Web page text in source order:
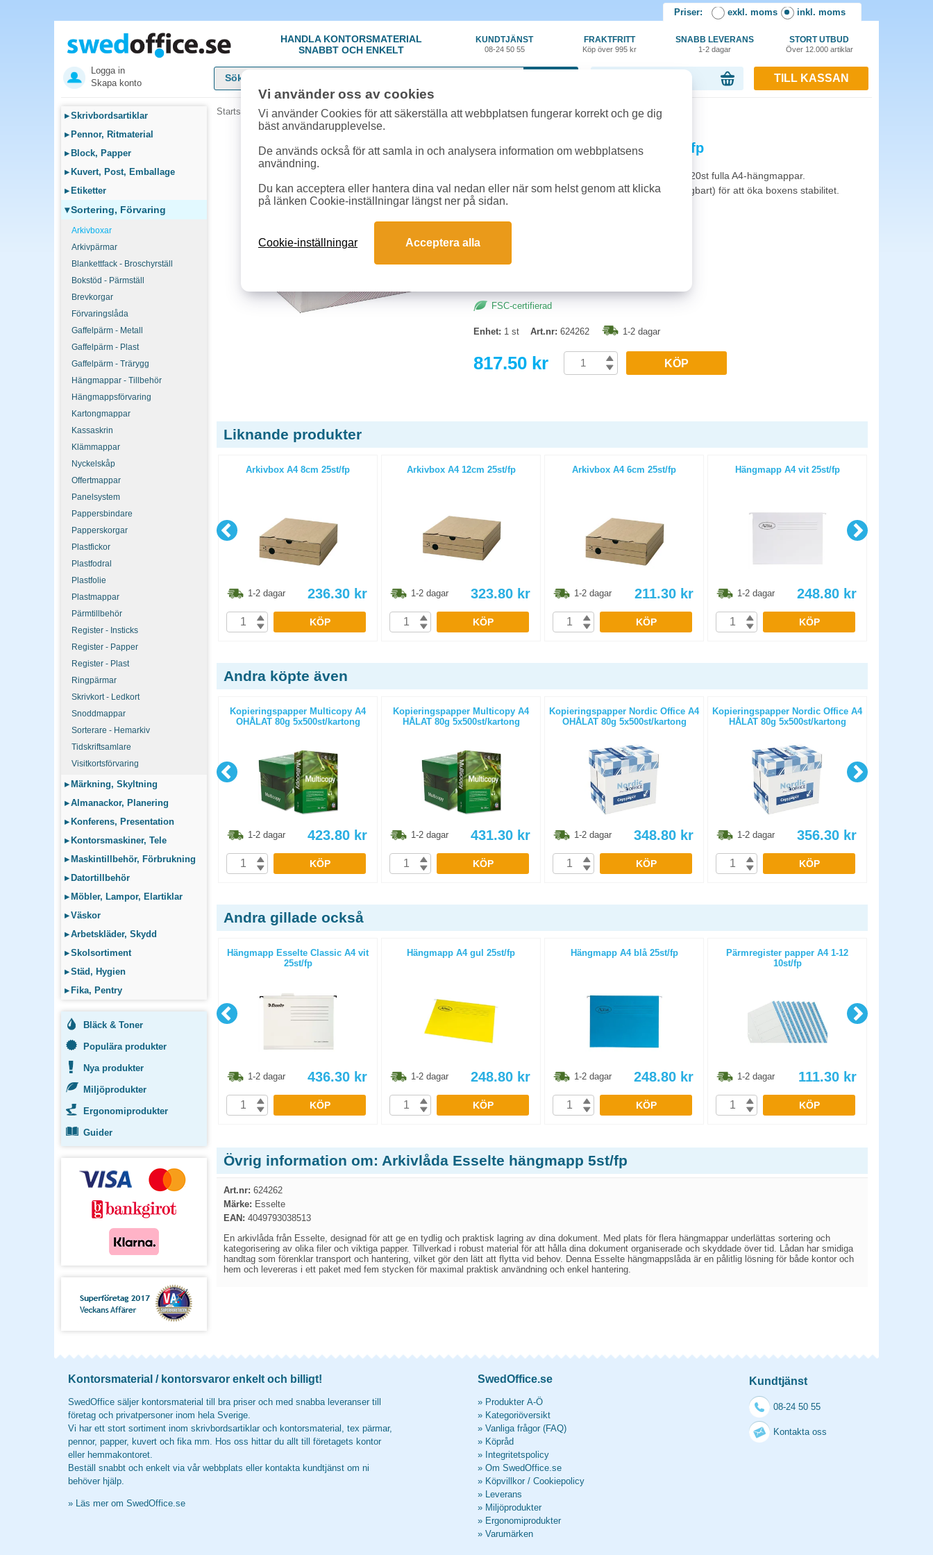
Priser: exkl. moms inkl. moms
HANDLA KONTORSMATERIAL
SNABBT OCH ENKELT
KUNDTJÄNST
08-24 50 55
FRAKTFRITT
Köp över 995 kr
SNABB LEVERANS
1-2 dagar
STORT UTBUD
Över 12.000 artiklar
Logga in
Skapa konto
TILL KASSAN
▸Skrivbordsartiklar
▸ Pennor, Ritmaterial
▸ Block, Papper
▸ Kuvert, Post, Emballage
▸ Etiketter
▾Sortering, Förvaring
Arkivboxar
Arkivpärmar
Blankettfack - Broschyrställ
Bokstöd - Pärmställ
Brevkorgar
Förvaringslåda
Gaffelpärm - Metall
Gaffelpärm - Plast
Gaffelpärm - Trärygg
Hängmappar - Tillbehör
Hängmappsförvaring
Kartongmappar
Kassaskrin
Klämmappar
Nyckelskåp
Offertmappar
Panelsystem
Pappersbindare
Papperskorgar
Plastfickor
Plastfodral
Plastfolie
Plastmappar
Pärmtillbehör
Register - Insticks
Register - Papper
Register - Plast
Ringpärmar
Skrivkort - Ledkort
Snoddmappar
Sorterare - Hemarkiv
Tidskriftsamlare
Visitkortsförvaring
▸ Märkning, Skyltning
▸Almanackor, Planering
▸ Konferens, Presentation
▸ Kontorsmaskiner, Tele
▸ Maskintillbehör, Förbrukning
▸ Datortillbehör
▸ Möbler, Lampor, Elartiklar
▸Väskor
▸Arbetskläder, Skydd
▸Skolsortiment
▸Städ, Hygien
▸ Fika, Pentry
Bläck & Toner
Populära produkter
Nya produkter
Miljöprodukter
Ergonomiprodukter
Guider
Startsida »Sortering, Förvaring»Arkivboxar»Arkivlåda Esselte hängmapp 5st/fp
Arkivlåda Esselte hängmapp 5st/fp
Arkivlåda för hängmappar. Av wellpapp. Rymmer 20st fulla A4-hängmappar.
Sidoväggarna är förstärkta med plastskydd (löstagbart) för att öka boxens stabilitet.
Format:320x325x280mm
5st per förpackning.
FSC-certifierad
Enhet: 1 st Art.nr: 624262 1-2 dagar
817.50 kr KÖP
Liknande produkter
Arkivbox Posten Folio A4 55mm
25st/fp
1-2 dagar
Arkivbox A4 8cm 25st/fp
1-2 dagar 236.30 kr
KÖP
Arkivbox A4 12cm 25st/fp
1-2 dagar 323.80 kr
KÖP
Arkivbox A4 6cm 25st/fp
1-2 dagar 211.30 kr
KÖP
Hängmapp A4 vit 25st/fp
1-2 dagar 248.80 kr
KÖP
Andra köpte även
Kopieringspapper Multicopy Next
2500st/kartong
1-2 dagar 436.30
KÖP
Kopieringspapper Multicopy A4
OHÅLAT 80g 5x500st/kartong
1-2 dagar 423.80 kr
KÖP
Kopieringspapper Multicopy A4
HÅLAT 80g 5x500st/kartong
1-2 dagar 431.30 kr
KÖP
Kopieringspapper Nordic Office A4
OHÅLAT 80g 5x500st/kartong
1-2 dagar 348.80 kr
KÖP
Kopieringspapper Nordic Office A4
HÅLAT 80g 5x500st/kartong
1-2 dagar 356.30 kr
KÖP
Andra gillade också
Instick 5cm vit 100st/förpackning
1-2 dagar
KÖP
Hängmapp Esselte Classic A4 vit
25st/fp
1-2 dagar 436.30 kr
KÖP
Hängmapp A4 gul 25st/fp
1-2 dagar 248.80 kr
KÖP
Hängmapp A4 blå 25st/fp
1-2 dagar 248.80 kr
KÖP
Pärmregister papper A4 1-12
10st/fp
1-2 dagar 111.30 kr
KÖP
Övrig information om: Arkivlåda Esselte hängmapp 5st/fp
Art.nr: 624262
Märke: Esselte
EAN: 4049793038513
En arkivlåda från Esselte, designad för att ge en tydlig och praktisk lagring av dina dokument. Med plats för flera hängmappar underlättas sortering och
kategorisering av olika filer och viktiga papper. Tillverkad i robust material för att hålla dina dokument organiserade och skyddade över tid. Lådan har smidiga
handtag som förenklar transport och hantering, vilket gör den lätt att flytta vid behov. Denna Esselte hängmappslåda är en pålitlig lösning för både kontor och
hem och levereras i ett paket med fem stycken för maximal praktisk användning och enkel hantering.
Kontorsmaterial / kontorsvaror enkelt och billigt!
SwedOffice säljer kontorsmaterial till bra priser och med snabba leveranser till
företag och privatpersoner inom hela Sverige.
Vi har ett stort sortiment inom skrivbordsartiklar och kontorsmaterial, tex pärmar,
pennor, papper, kuvert och fika mm. Hos oss hittar du allt till företagets kontor
eller hemmakontoret.
Beställ snabbt och enkelt via vår webbplats eller kontakta kundtjänst om ni
behöver hjälp.
» Läs mer om SwedOffice.se
SwedOffice.se
» Produkter A-Ö
» Kategoriöversikt
» Vanliga frågor (FAQ)
» Köpråd
» Integritetspolicy
» Om SwedOffice.se
» Köpvillkor / Cookiepolicy
» Leverans
» Miljöprodukter
» Ergonomiprodukter
» Varumärken
Kundtjänst
08-24 50 55
Kontakta oss
Vi använder oss av cookies
Vi använder Cookies för att säkerställa att webbplatsen fungerar korrekt och ge dig
bäst användarupplevelse.
De används också för att samla in och analysera information om webbplatsens
användning.
Du kan acceptera eller hantera dina val nedan eller när som helst genom att klicka
på länken Cookie-inställningar längst ner på sidan.
Cookie-inställningar Acceptera alla